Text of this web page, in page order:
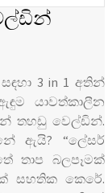
3 in 1 අතින්
යාවත්කාලීන
තහඩු වෙල්ඩින්.
ඇයි? “ලේසර්
තාප බලපෑමක්
සහතික කෙරේ.